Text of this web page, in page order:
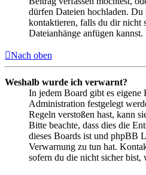
dürfen Dateien hochladen.
kontaktieren, falls du dir nicht
Dateianhänge anfügen kannst.
Nach oben
Weshalb wurde ich verwarnt?
In jedem Board gibt es eigene
Administration festgelegt
Regeln verstoßen hast, kann
Bitte beachte, dass dies die
dieses Boards ist und phpBB
Verwarnung zu tun hat.
sofern du die nicht sicher bist,